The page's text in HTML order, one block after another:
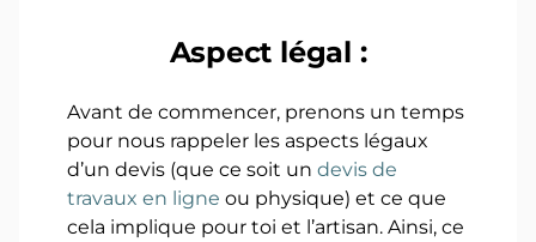
Aspect légal :
Avant de commencer, prenons un temps
pour nous rappeler les aspects légaux
d’un devis (que ce soit undevis de
travaux en ligne ou physique) et ce que
cela implique pour toi et l’artisan. Ainsi, ce